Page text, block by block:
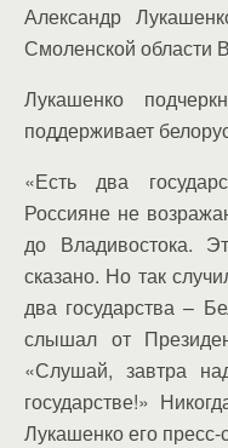
Александр
Смоленской области
Лукашенко
поддерживает
«Есть два
Россияне не
до Владивостока.
сказано. Но так
два государства –
слышал от
«Слушай, завтра
государстве!»
Лукашенко его пресс-